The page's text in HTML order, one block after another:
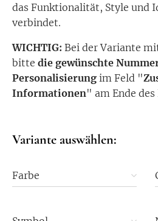
das Funktionalität, Style und
verbindet.
WICHTIG: Bei der Variante
bitte die gewünschte
Personalisierung im Feld "
Informationen" am Ende
Variante auswählen:
Farbe